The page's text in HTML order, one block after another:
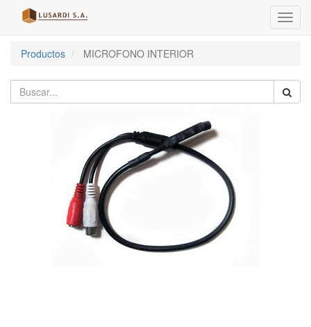
Menú
de
Productos MICROFONO INTERIOR